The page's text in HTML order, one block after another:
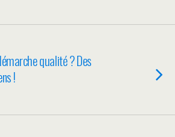
qualité ? Des
!